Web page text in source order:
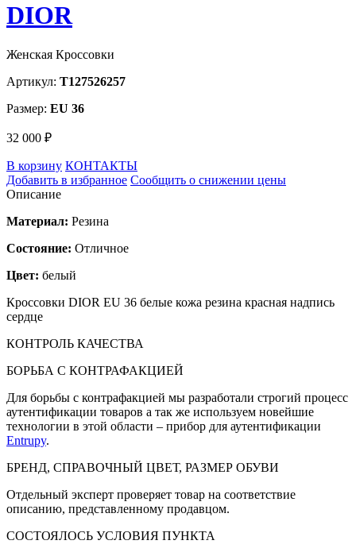
DIOR
Женская Кроссовки
Артикул: T127526257
Размер: EU 36
32 000 ₽
В корзину КОНТАКТЫ
Добавить в избранное Сообщить о снижении цены
Описание
Материал: Резина
Состояние: Отличное
Цвет: белый
Кроссовки DIOR EU 36 белые кожа резина красная надпись
сердце
КОНТРОЛЬ КАЧЕСТВА
БОРЬБА С КОНТРАФАКЦИЕЙ
Для борьбы с контрафакцией мы разработали строгий процесс
аутентификации товаров а так же используем новейшие
технологии в этой области – прибор для аутентификации
Entrupy.
БРЕНД, СПРАВОЧНЫЙ ЦВЕТ, РАЗМЕР ОБУВИ
Отдельный эксперт проверяет товар на соответствие
описанию, представленному продавцом.
СОСТОЯЛОСЬ УСЛОВИЯ ПУНКТА